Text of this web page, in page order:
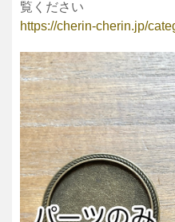
覧ください
https://cherin-cherin.jp/